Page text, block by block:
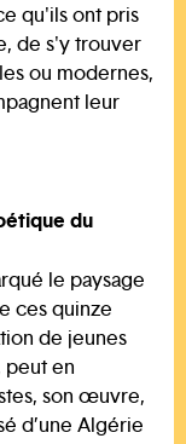
qu'ils ont pris
de s'y trouver
ou modernes,
leur
du
le paysage
ces quinze
de jeunes
peut en
son œuvre,
d’une Algérie